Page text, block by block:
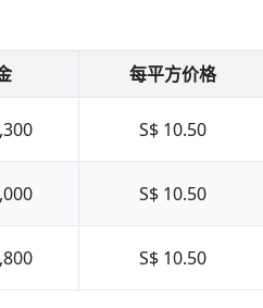
每平方价格
S$ 10.50
S$ 10.50
S$ 10.50